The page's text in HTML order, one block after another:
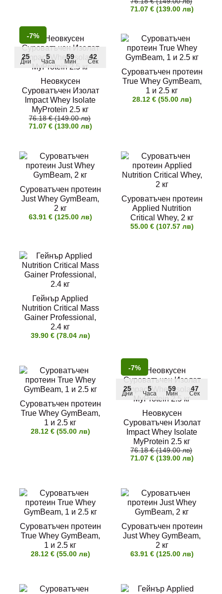
71.07 € (139.00 лв)
-7%
25
Дни
5
Часа
59
Мин
41
Сек
Неовкусен
Суроватъчен Изолат
Impact Whey Isolate
MyProtein 2.5 кг
76.18 € (149.00 лв)
71.07 € (139.00 лв)
Суроватъчен протеин
True Whey GymBeam,
1 и 2.5 кг
28.12 € (55.00 лв)
Суроватъчен протеин
Just Whey GymBeam,
2 кг
63.91 € (125.00 лв)
Суроватъчен протеин
Applied Nutrition
Critical Whey, 2 кг
55.00 € (107.57 лв)
Гейнър Applied
Nutrition Critical Mass
Gainer Professional,
2.4 кг
39.90 € (78.04 лв)
Суроватъчен протеин
True Whey GymBeam,
1 и 2.5 кг
28.12 € (55.00 лв)
-7%
25
Дни
5
Часа
59
Мин
47
Сек
Неовкусен
Суроватъчен Изолат
Impact Whey Isolate
MyProtein 2.5 кг
76.18 € (149.00 лв)
71.07 € (139.00 лв)
Суроватъчен протеин
True Whey GymBeam,
1 и 2.5 кг
28.12 € (55.00 лв)
Суроватъчен протеин
Just Whey GymBeam,
2 кг
63.91 € (125.00 лв)